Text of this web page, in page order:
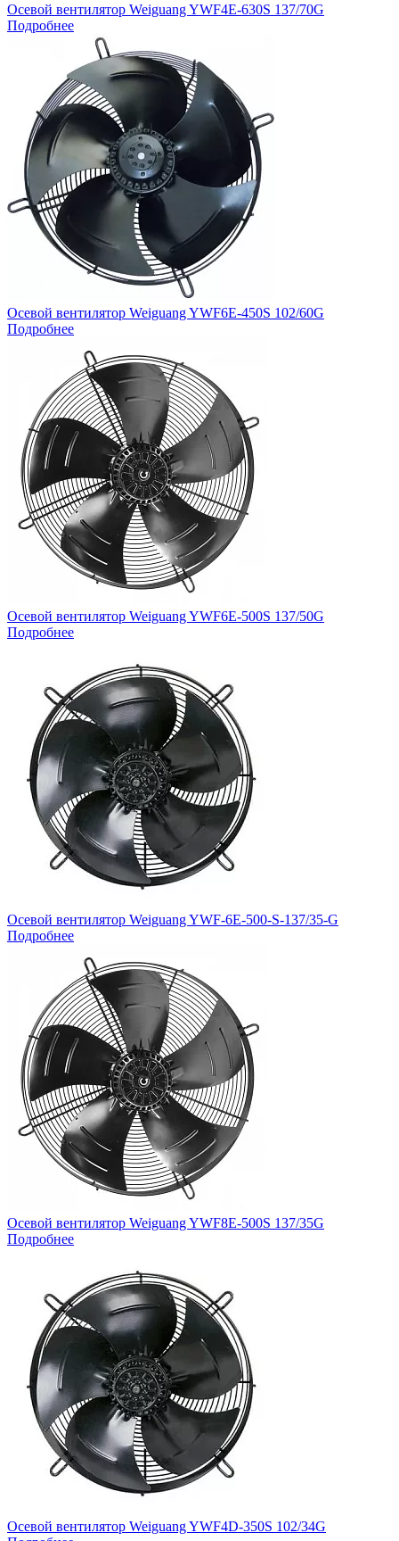
Осевой вентилятор Weiguang YWF4E-630S 137/70G
Подробнее
Осевой вентилятор Weiguang YWF6E-450S 102/60G
Подробнее
Осевой вентилятор Weiguang YWF6E-500S 137/50G
Подробнее
Осевой вентилятор Weiguang YWF-6E-500-S-137/35-G
Подробнее
Осевой вентилятор Weiguang YWF8E-500S 137/35G
Подробнее
Осевой вентилятор Weiguang YWF4D-350S 102/34G